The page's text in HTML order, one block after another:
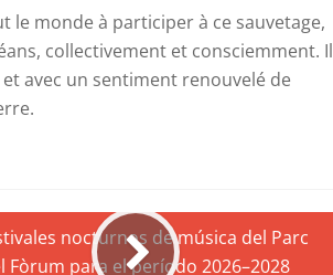
le monde à participer à ce sauvetage,
collectivement et consciemment. Il
avec un sentiment renouvelé de